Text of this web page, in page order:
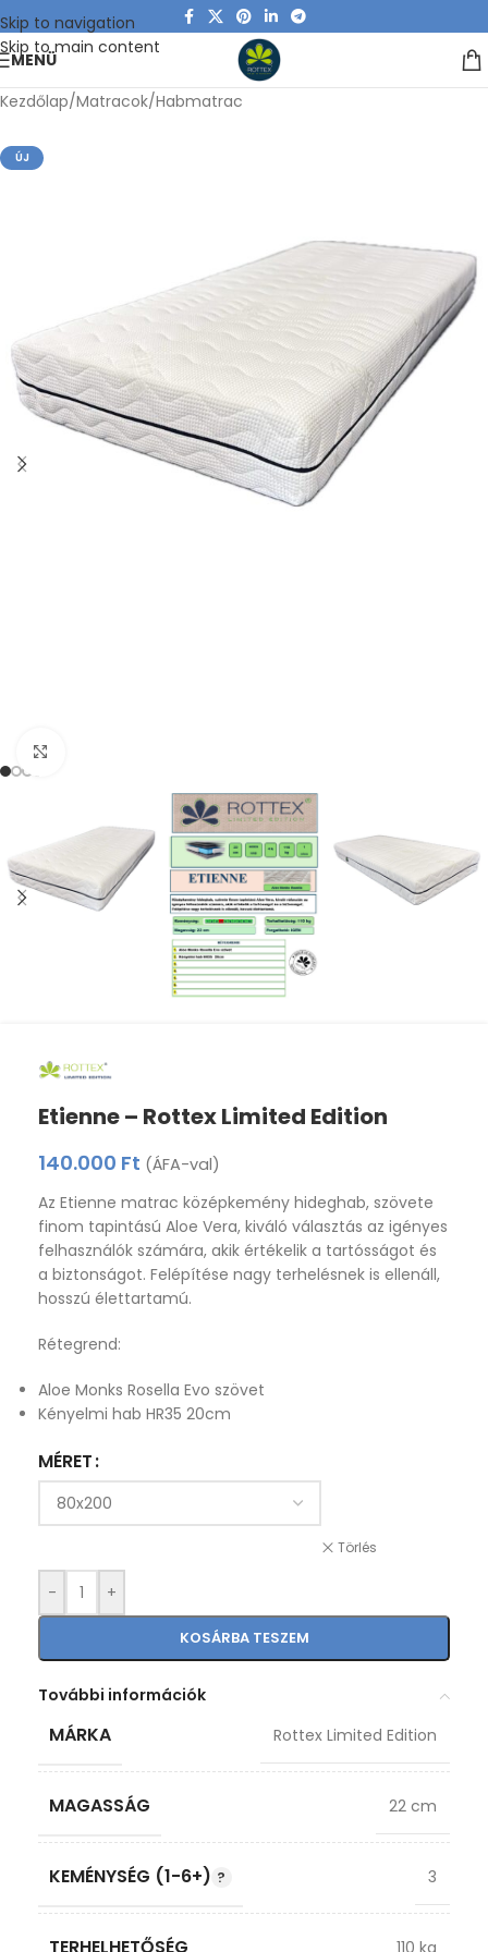
Skip to navigation
Skip to main content
MENÜ
Kezdőlap/Matracok/Habmatrac
ÚJ
Etienne – Rottex Limited Edition
140.000 Ft (ÁFA-val)
Az Etienne matrac középkemény hideghab, szövete
finom tapintású Aloe Vera, kiváló választás az igényes
felhasználók számára, akik értékelik a tartósságot és
a biztonságot. Felépítése nagy terhelésnek is ellenáll,
hosszú élettartamú.
Rétegrend:
Aloe Monks Rosella Evo szövet
Kényelmi hab HR35 20cm
MÉRET
Törlés
- +
KOSÁRBA TESZEM
További információk
MÁRKA Rottex Limited Edition
MAGASSÁG 22 cm
KEMÉNYSÉG (1-6+) 3